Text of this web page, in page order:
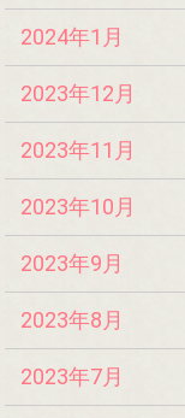
2024年1月
2023年12月
2023年11月
2023年10月
2023年9月
2023年8月
2023年7月